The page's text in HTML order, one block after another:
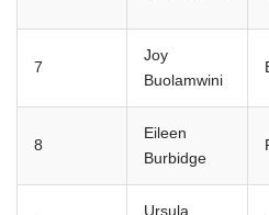
7
Joy
Buolamwini
8
Eileen
Burbidge
Ursula